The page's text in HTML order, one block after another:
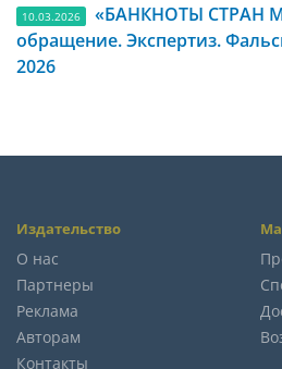
10.03.2026
«БАНКНОТЫ СТРАН
обращение. Экспертиз.
2026
Издательство
О нас
Партнеры
Реклама
Авторам
Контакты